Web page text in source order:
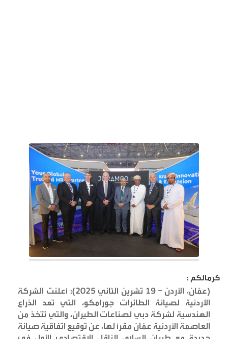
كرمالكم :
(عمّان، الأردن – 19 تشرين الثاني 2025): أعلنت الشركة
الأردنية لصيانة الطائرات جورامكو، التي تعد الذراع
الهندسية لشركة دبي لصناعات الطيران، والتي تتخذ من
العاصمة الأردنية عمّان مقراً لها، عن توقيع اتفاقية صيانة